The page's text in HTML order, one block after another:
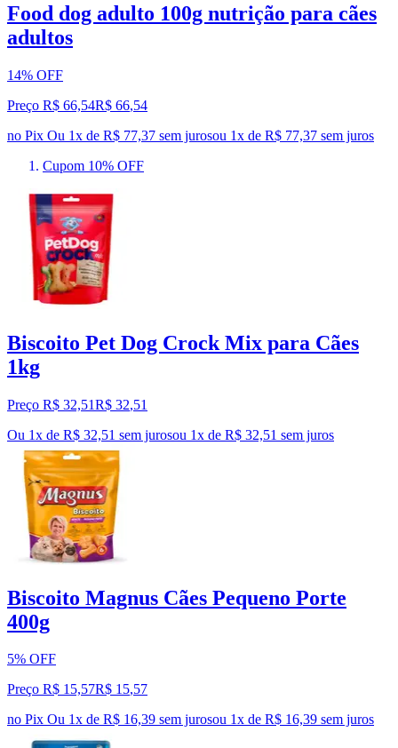
Food dog adulto 100g nutrição para cães
adultos
14% OFF
Preço R$ 66,54R$ 66,54
no Pix Ou 1x de R$ 77,37 sem jurosou 1x de R$ 77,37 sem juros
Cupom 10% OFF
Biscoito Pet Dog Crock Mix para Cães
1kg
Preço R$ 32,51R$ 32,51
Ou 1x de R$ 32,51 sem jurosou 1x de R$ 32,51 sem juros
Biscoito Magnus Cães Pequeno Porte
400g
5% OFF
Preço R$ 15,57R$ 15,57
no Pix Ou 1x de R$ 16,39 sem jurosou 1x de R$ 16,39 sem juros